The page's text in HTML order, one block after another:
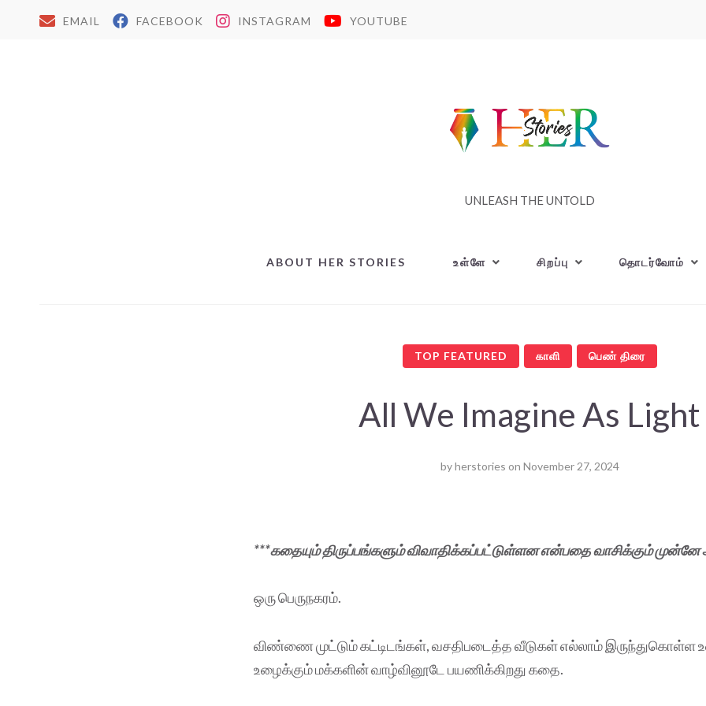
EMAIL FACEBOOK INSTAGRAM YOUTUBE
UNLEASH THE UNTOLD
ABOUT HER STORIES உள்ளே சிறப்பு தொடர்வோம்
TOP FEATURED காளி பெண் திரை
All We Imagine As Light
byherstories on November 27, 2024
***கதையும் திருப்பங்களும் விவாதிக்கப்பட்டுள்ளன என்பதை வாசிக்கும் முன்னே
ஒரு பெருநகரம்.
விண்ணை முட்டும் கட்டிடங்கள், வசதிபடைத்த வீடுகள் எல்லாம் இருந்துகொள்ள
உழைக்கும் மக்களின் வாழ்வினூடே பயணிக்கிறது கதை.